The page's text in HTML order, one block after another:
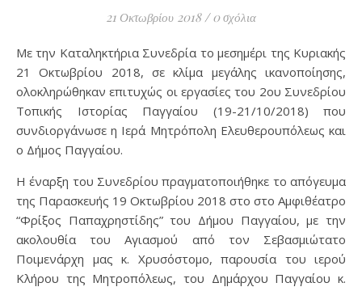
21 Οκτωβρίου 2018 / 0 σχόλια
Με την Καταληκτήρια Συνεδρία το μεσημέρι της Κυριακής
21 Οκτωβρίου 2018, σε κλίμα μεγάλης ικανοποίησης,
ολοκληρώθηκαν επιτυχώς οι εργασίες του 2ου Συνεδρίου
Τοπικής Ιστορίας Παγγαίου (19-21/10/2018) που
συνδιοργάνωσε η Ιερά Μητρόπολη Ελευθερουπόλεως και
ο Δήμος Παγγαίου.
Η έναρξη του Συνεδρίου πραγματοποιήθηκε το απόγευμα
της Παρασκευής 19 Οκτωβρίου 2018 στο στο Αμφιθέατρο
“Φρίξος Παπαχρηστίδης” του Δήμου Παγγαίου, με την
ακολουθία του Αγιασμού από τον Σεβασμιώτατο
Ποιμενάρχη μας κ. Χρυσόστομο, παρουσία του ιερού
Κλήρου της Μητροπόλεως, του Δημάρχου Παγγαίου κ.